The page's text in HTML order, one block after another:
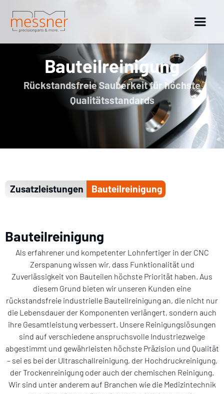
Bauteilreinigung
Rückstandsfreie Sauberkeit für höchste
Qualitätsstandards
Zusatzleistungen Bauteilreinigung
Bauteilreinigung
Als erfahrener und kompetenter Lohnfertiger in der CNC
Zerspanung wissen wir, dass Funktionalität und
Zuverlässigkeit von Bauteilen höchste Priorität haben. Aus
diesem Grund bieten wir unseren Kunden eine
rückstandsfreie industrielle Bauteilreinigung an, die nicht nur
die Lebensdauer der Komponenten verlängert, sondern auch
ihre Gesamtleistung verbessert. Unsere Reinigungslösungen
sind auf verschiedene anspruchsvolle Industriezweige
abgestimmt und gewährleisten höchste Präzision und Qualität
– sei es bei der Ultraschallreinigung, der Hochdruckreinigung,
der Trockenreinigung oder auch der chemischen Reinigung.
Wir sind unter anderem auf Branchen wie die Medizintechnik